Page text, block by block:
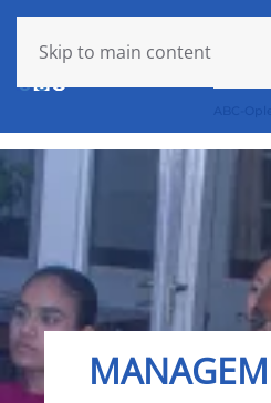
Skip to main content
Login